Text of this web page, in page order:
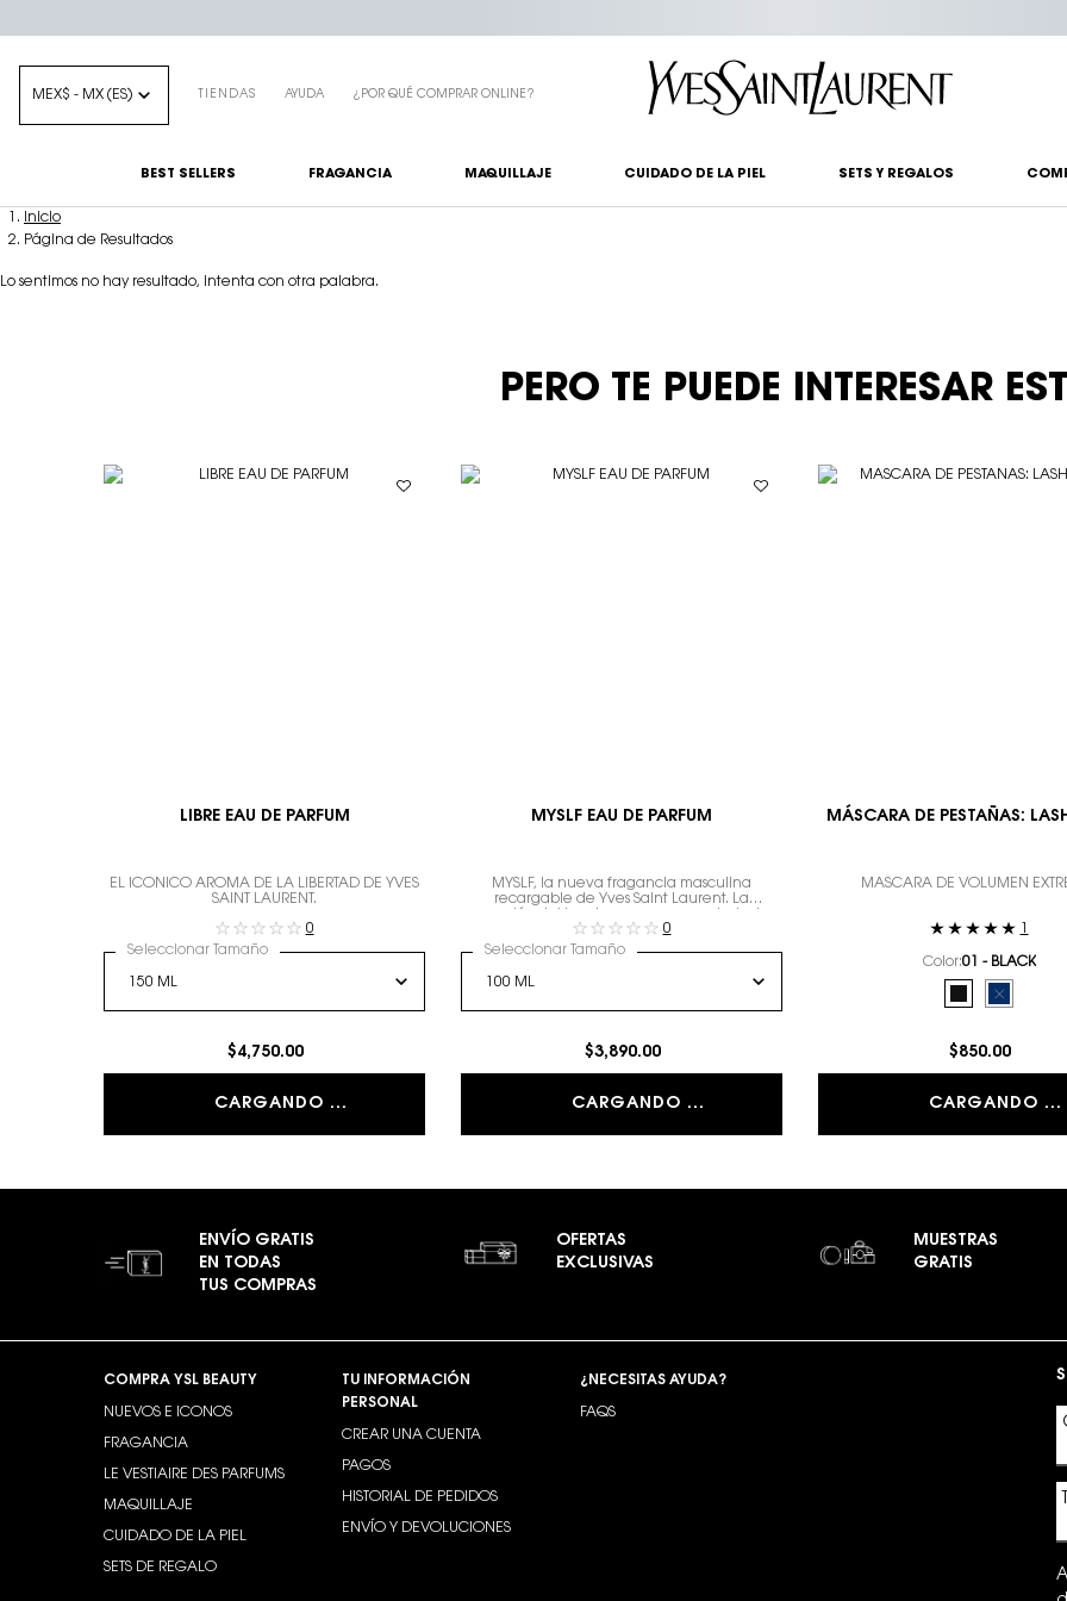
MEX$ - MX (ES) TIENDAS AYUDA ¿POR QUÉ COMPRAR ONLINE?
BEST SELLERS FRAGANCIA MAQUILLAJE CUIDADO DE LA PIEL SETS Y REGALOS
Main content
Inicio
Página de Resultados
Lo sentimos no hay resultado, intenta con otra palabra.
PERO TE PUEDE INTERESAR
LIBRE EAU DE PARFUM
EL ICÓNICO AROMA DE LA LIBERTAD DE YVES
SAINT LAURENT.
0
Seleccionar Tamaño
$4,750.00
CARGANDO ...
MYSLF EAU DE PARFUM
MYSLF, la nueva fragancia masculina
recargable de Yves Saint Laurent. La
matices.
0
Seleccionar Tamaño
$3,890.00
CARGANDO ...
MÁSCARA DE PESTAÑAS:
MÁSCARA DE VOLUMEN
Color:01 - BLACK
Selected
01 - BLACK
Selected
The
$850.00
CARGANDO ...
ENVÍO GRATIS
EN TODAS
TUS COMPRAS
OFERTAS
EXCLUSIVAS
MUESTRAS
GRATIS
COMPRA YSL BEAUTY
NUEVOS E ICONOS
FRAGANCIA
LE VESTIAIRE DES PARFUMS
MAQUILLAJE
CUIDADO DE LA PIEL
SETS DE REGALO
TU INFORMACIÓN
PERSONAL
CREAR UNA CUENTA
PAGOS
HISTORIAL DE PEDIDOS
ENVÍO Y DEVOLUCIONES
¿NECESITAS AYUDA?
FAQS